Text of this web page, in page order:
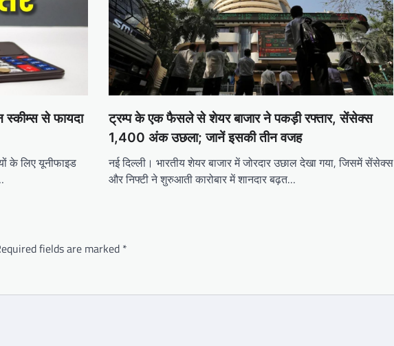
से फायदा
के लिए यूनीफाइड
ट्रम्प के एक फैसले से शेयर बाजार ने पकड़ी रफ्तार, सेंसेक्स
1,400 अंक उछला; जानें इसकी तीन वजह
नई दिल्ली। भारतीय शेयर बाजार में जोरदार उछाल देखा गया, जिसमें सेंसेक्स
और निफ्टी ने शुरुआती कारोबार में शानदार बढ़त…
fields are marked *